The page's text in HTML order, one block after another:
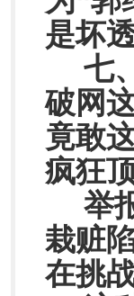
是坏
七
破网
竟敢
疯狂
举
栽赃
在挑